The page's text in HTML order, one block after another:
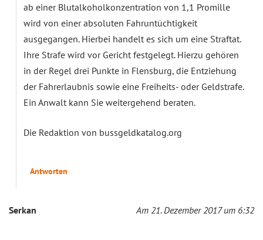
ab einer Blutalkoholkonzentration von 1,1 Promille
wird von einer absoluten Fahruntüchtigkeit
ausgegangen. Hierbei handelt es sich um eine Straftat.
Ihre Strafe wird vor Gericht festgelegt. Hierzu gehören
in der Regel drei Punkte in Flensburg, die Entziehung
der Fahrerlaubnis sowie eine Freiheits- oder Geldstrafe.
Ein Anwalt kann Sie weitergehend beraten.
Die Redaktion von bussgeldkatalog.org
Antworten
Serkan Am 21. Dezember 2017 um 6:32